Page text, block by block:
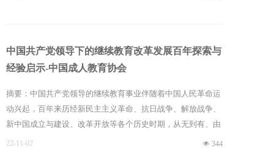
对于文化自信，本人没有深入研究。但近一段时间，专注
受却十分深刻。习近平总书记指出：中国有坚定的道路自信、
理论自信、制度自信，其本质是建立在5000多年文明传承基础
中国共产党领导下的继续教育改革发展百年探索与
经验启示-中国成人教育协会
摘要：中国共产党领导的继续教育事业伴随着中国人民革命运
动兴起，百年来历经新民主主义革命、抗日战争、解放战争、
新中国成立与建设、改革开放等各个历史时期，从无到有、由
小到大，已发展成为具有丰富形式与内涵的成熟体系，为国家
넶 344
22-11-02